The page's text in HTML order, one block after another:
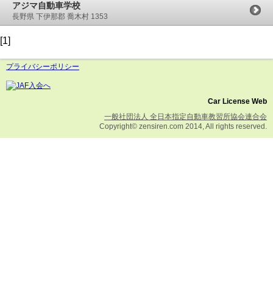
アジマ自動車学校
長野県 下伊那郡 喬木村 1353
[1]
プライバシーポリシー
Car License Web
一般社団法人 全日本指定自動車教習所協会連合会
Copyright© zensiren.com 2014, All rights reserved.